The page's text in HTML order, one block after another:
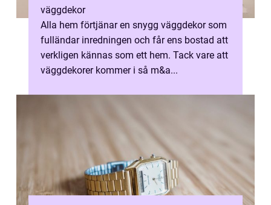
väggdekor
Alla hem förtjänar en snygg väggdekor som
fulländar inredningen och får ens bostad att
verkligen kännas som ett hem. Tack vare att
väggdekorer kommer i så m&a...